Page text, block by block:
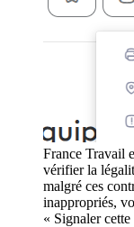
France Travail
vérifier la
malgré ces
inappropriés,
« Signaler